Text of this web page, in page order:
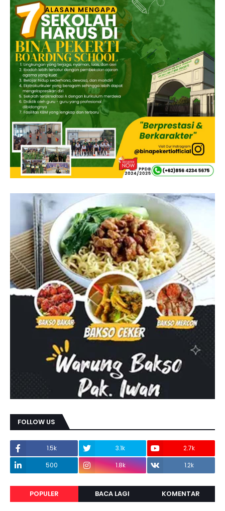
FOLLOW US
1.5k 3.1k
2.7k
500
1.8k 1.2k
POPULER BACA LAGI KOMENTAR